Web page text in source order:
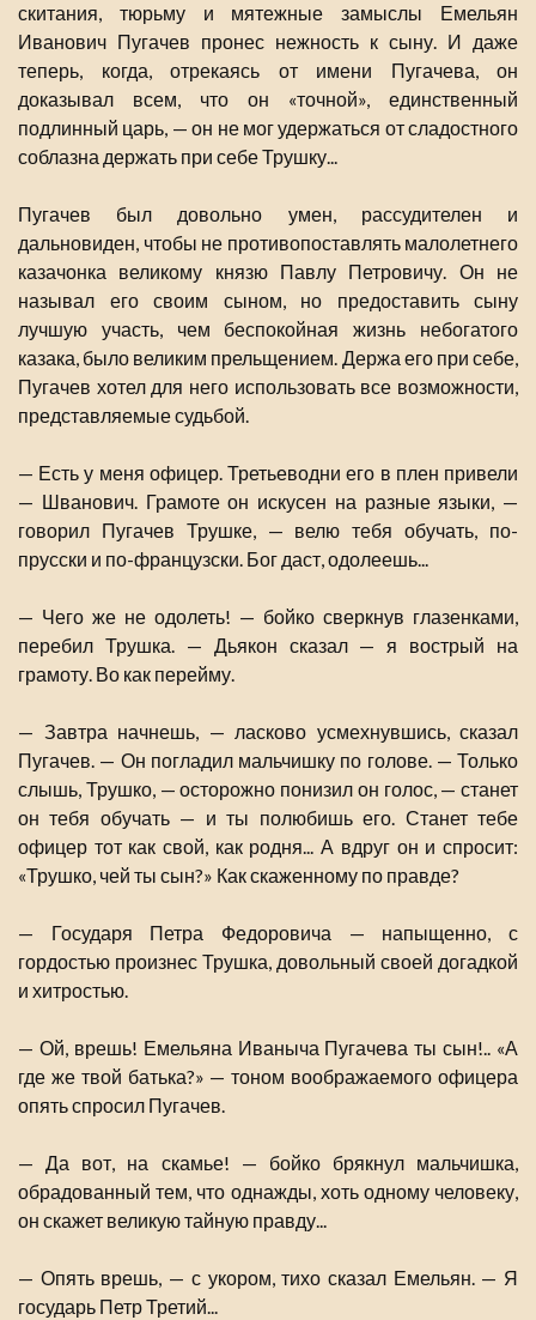
скитания, тюрьму и мятежные замыслы Емельян
Иванович Пугачев пронес нежность к сыну. И даже
теперь, когда, отрекаясь от имени Пугачева, он
доказывал всем, что он «точной», единственный
подлинный царь, — он не мог удержаться от сладостного
соблазна держать при себе Трушку...
Пугачев был довольно умен, рассудителен и
дальновиден, чтобы не противопоставлять малолетнего
казачонка великому князю Павлу Петровичу. Он не
называл его своим сыном, но предоставить сыну
лучшую участь, чем беспокойная жизнь небогатого
казака, было великим прельщением. Держа его при себе,
Пугачев хотел для него использовать все возможности,
представляемые судьбой.
— Есть у меня офицер. Третьеводни его в плен привели
— Шванович. Грамоте он искусен на разные языки, —
говорил Пугачев Трушке, — велю тебя обучать, по-
прусски и по-французски. Бог даст, одолеешь...
— Чего же не одолеть! — бойко сверкнув глазенками,
перебил Трушка. — Дьякон сказал — я вострый на
грамоту. Во как перейму.
— Завтра начнешь, — ласково усмехнувшись, сказал
Пугачев. — Он погладил мальчишку по голове. — Только
слышь, Трушко, — осторожно понизил он голос, — станет
он тебя обучать — и ты полюбишь его. Станет тебе
офицер тот как свой, как родня... А вдруг он и спросит:
«Трушко, чей ты сын?» Как скаженному по правде?
— Государя Петра Федоровича — напыщенно, с
гордостью произнес Трушка, довольный своей догадкой
и хитростью.
— Ой, врешь! Емельяна Иваныча Пугачева ты сын!.. «А
где же твой батька?» — тоном воображаемого офицера
опять спросил Пугачев.
— Да вот, на скамье! — бойко брякнул мальчишка,
обрадованный тем, что однажды, хоть одному человеку,
он скажет великую тайную правду...
— Опять врешь, — с укором, тихо сказал Емельян. — Я
государь Петр Третий...